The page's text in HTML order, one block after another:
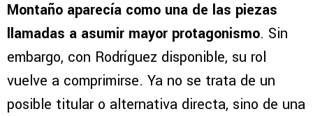
Montaño aparecía como una de las piezas
llamadas a asumir mayor protagonismo. Sin
embargo, con Rodríguez disponible, su rol
vuelve a comprimirse. Ya no se trata de un
posible titular o alternativa directa, sino de una